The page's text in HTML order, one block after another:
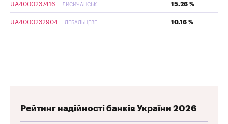
UA4000237416 ЛИСИЧАНСЬК 15.26 %
UA4000232904 ДЕБАЛЬЦЕВЕ 10.16 %
Рейтинг надійності банків України 2026